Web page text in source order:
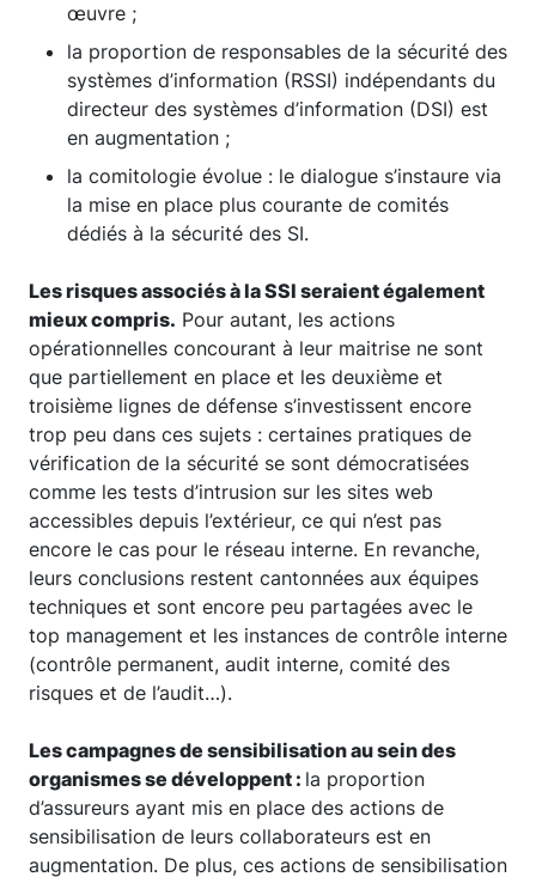
œuvre ;
la proportion de responsables de la sécurité des
systèmes d’information (RSSI) indépendants du
directeur des systèmes d’information (DSI) est
en augmentation ;
la comitologie évolue : le dialogue s’instaure via
la mise en place plus courante de comités
dédiés à la sécurité des SI.
Les risques associés à la SSI seraient également
mieux compris. Pour autant, les actions
opérationnelles concourant à leur maitrise ne sont
que partiellement en place et les deuxième et
troisième lignes de défense s’investissent encore
trop peu dans ces sujets : certaines pratiques de
vérification de la sécurité se sont démocratisées
comme les tests d’intrusion sur les sites web
accessibles depuis l’extérieur, ce qui n’est pas
encore le cas pour le réseau interne. En revanche,
leurs conclusions restent cantonnées aux équipes
techniques et sont encore peu partagées avec le
top management et les instances de contrôle interne
(contrôle permanent, audit interne, comité des
risques et de l’audit…).
Les campagnes de sensibilisation au sein des
organismes se développent : la proportion
d’assureurs ayant mis en place des actions de
sensibilisation de leurs collaborateurs est en
augmentation. De plus, ces actions de sensibilisation